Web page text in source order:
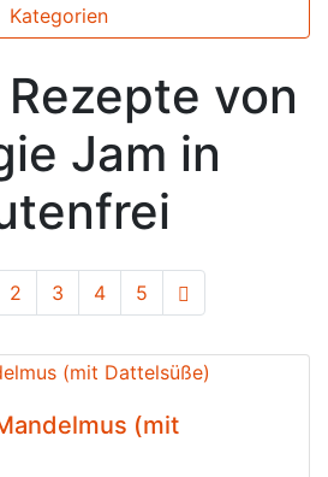
Kategorien
von
Jam in
2 3 4 5
(mit